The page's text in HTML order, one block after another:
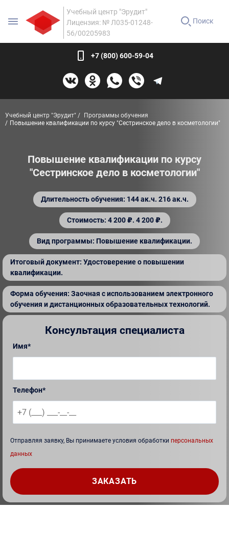
Учебный центр "Эрудит"
Лицензия: № Л035-01248-
56/00205983
Поиск
+7 (800) 600-59-04
Учебный центр "Эрудит"
Программы обучения
Повышение квалификации по курсу "Сестринское дело в косметологии"
Повышение квалификации по курсу
"Сестринское дело в косметологии"
Длительность обучения: 144 ак.ч. 216 ак.ч.
Стоимость: 4 200 ₽. 4 200 ₽.
Вид программы: Повышение квалификации.
Итоговый документ: Удостоверение о повышении
квалификации.
Форма обучения: Заочная с использованием электронного
обучения и дистанционных образовательных технологий.
Консультация специалиста
Имя*
Телефон*
Отправляя заявку, Вы принимаете условия обработки персональных
данных